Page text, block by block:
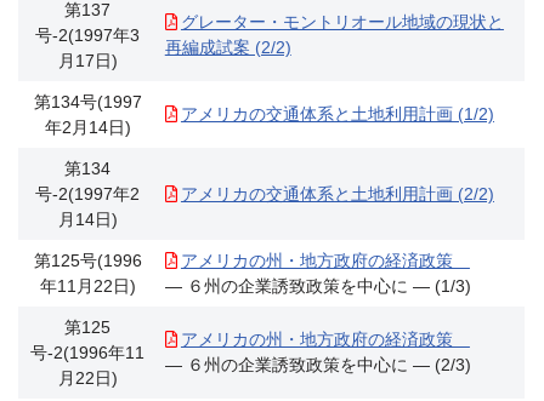
第137
号-2(1997年3
月17日)
グレーター・モントリオール地域の現状と
再編成試案 (2/2)
第134号(1997
年2月14日)
アメリカの交通体系と土地利用計画 (1/2)
第134
号-2(1997年2
月14日)
アメリカの交通体系と土地利用計画 (2/2)
第125号(1996
年11月22日)
アメリカの州・地方政府の経済政策
― ６州の企業誘致政策を中心に ― (1/3)
第125
号-2(1996年11
月22日)
アメリカの州・地方政府の経済政策
― ６州の企業誘致政策を中心に ― (2/3)